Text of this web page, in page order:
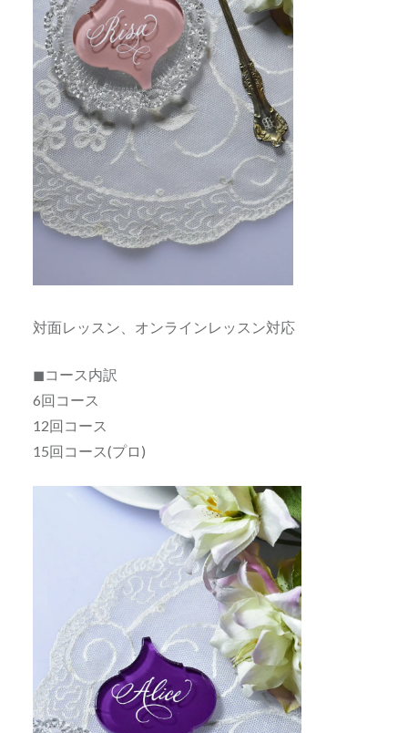
対面レッスン、オンラインレッスン対応
◼コース内訳
6回コース
12回コース
15回コース(プロ)